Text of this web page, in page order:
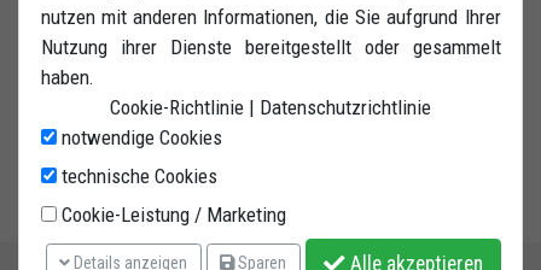
notwendig.
nutzen mit anderen Informationen, die Sie aufgrund Ihrer
Nutzung ihrer Dienste bereitgestellt oder gesammelt
haben.
Cookie-Richtlinie | Datenschutzrichtlinie
notwendige Cookies
technische Cookies
Cookie-Leistung / Marketing
Details anzeigen Sparen Alle akzeptieren